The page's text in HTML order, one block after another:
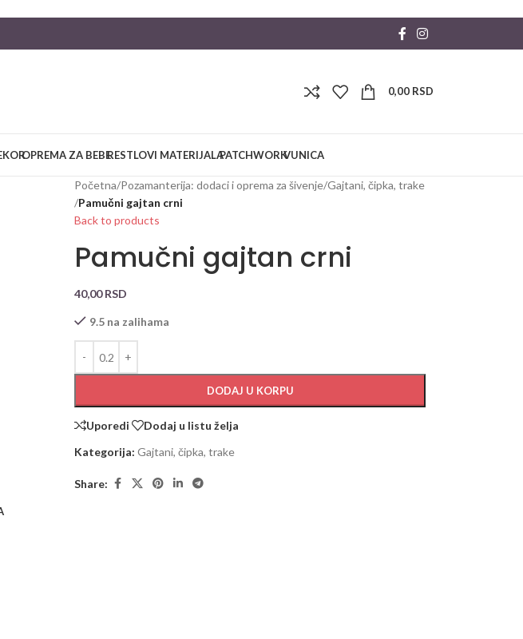
0,00 RSD
OPREMA ZA BEBERESTLOVI MATERIJALAPATCHWORKVUNICA
Početna/Pozamanterija: dodaci i oprema za šivenje/Gajtani, čipka, trake
/Pamučni gajtan crni
Back to products
Pamučni gajtan crni
40,00RSD
9.5 na zalihama
DODAJ U KORPU
Uporedi
Dodaj u listu želja
Kategorija: Gajtani, čipka, trake
Share: